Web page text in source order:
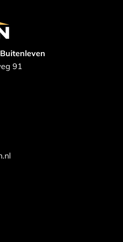
91